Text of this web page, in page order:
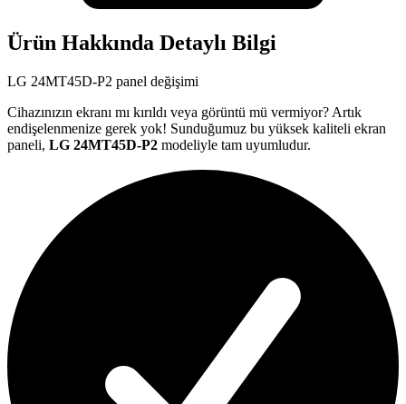
Ürün Hakkında Detaylı Bilgi
LG 24MT45D-P2 panel değişimi
Cihazınızın ekranı mı kırıldı veya görüntü mü vermiyor? Artık
endişelenmenize gerek yok! Sunduğumuz bu yüksek kaliteli ekran
paneli, LG 24MT45D-P2 modeliyle tam uyumludur.